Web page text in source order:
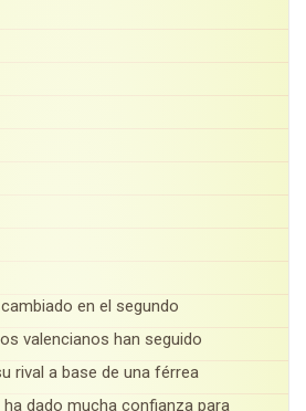
en el segundo
valencianos han seguido
rival a base de una férrea
dado mucha confianza para